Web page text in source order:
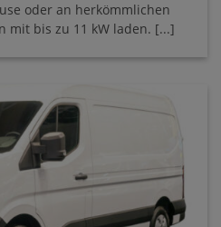
oder an herkömmlichen
mit bis zu 11 kW laden. [...]